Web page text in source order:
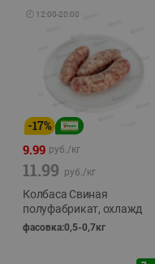
🕘 12:00-20:00
-17%
9.99 руб./кг
11.99 руб./кг
Колбаса Свиная
полуфабрикат, охлажд
фасовка:0,5-0,7кг